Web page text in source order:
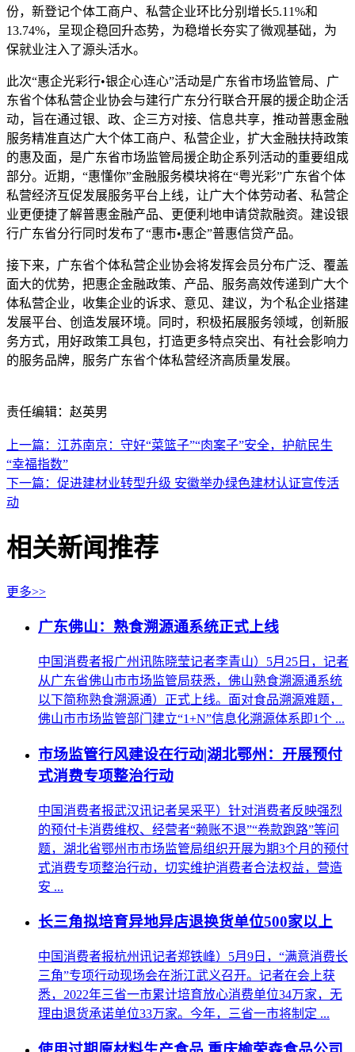
份，新登记个体工商户、私营企业环比分别增长5.11%和
13.74%，呈现企稳回升态势，为稳增长夯实了微观基础，为
保就业注入了源头活水。
此次“惠企光彩行•银企心连心”活动是广东省市场监管局、广
东省个体私营企业协会与建行广东分行联合开展的援企助企活
动，旨在通过银、政、企三方对接、信息共享，推动普惠金融
服务精准直达广大个体工商户、私营企业，扩大金融扶持政策
的惠及面，是广东省市场监管局援企助企系列活动的重要组成
部分。近期，“惠懂你”金融服务模块将在“粤光彩”广东省个体
私营经济互促发展服务平台上线，让广大个体劳动者、私营企
业更便捷了解普惠金融产品、更便利地申请贷款融资。建设银
行广东省分行同时发布了“惠市•惠企”普惠信贷产品。
接下来，广东省个体私营企业协会将发挥会员分布广泛、覆盖
面大的优势，把惠企金融政策、产品、服务高效传递到广大个
体私营企业，收集企业的诉求、意见、建议，为个私企业搭建
发展平台、创造发展环境。同时，积极拓展服务领域，创新服
务方式，用好政策工具包，打造更多特点突出、有社会影响力
的服务品牌，服务广东省个体私营经济高质量发展。
责任编辑：赵英男
上一篇：江苏南京：守好“菜篮子”“肉案子”安全，护航民生
“幸福指数”
下一篇：促进建材业转型升级 安徽举办绿色建材认证宣传活
动
相关新闻推荐
更多>>
广东佛山：熟食溯源通系统正式上线
中国消费者报广州讯陈晓莹记者李青山）5月25日，记者
从广东省佛山市市场监管局获悉，佛山熟食溯源通系统
以下简称熟食溯源通）正式上线。面对食品溯源难题，
佛山市市场监管部门建立“1+N”信息化溯源体系即1个 ...
市场监管行风建设在行动|湖北鄂州：开展预付
式消费专项整治行动
中国消费者报武汉讯记者吴采平）针对消费者反映强烈
的预付卡消费维权、经营者“赖账不退”“卷款跑路”等问
题，湖北省鄂州市市场监管局组织开展为期3个月的预付
式消费专项整治行动，切实维护消费者合法权益，营造
安 ...
长三角拟培育异地异店退换货单位500家以上
中国消费者报杭州讯记者郑铁峰）5月9日，“满意消费长
三角”专项行动现场会在浙江武义召开。记者在会上获
悉，2022年三省一市累计培育放心消费单位34万家，无
理由退货承诺单位33万家。今年，三省一市将制定 ...